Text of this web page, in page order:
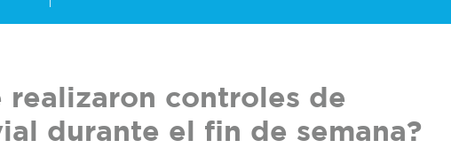
realizaron controles de
durante el fin de semana?